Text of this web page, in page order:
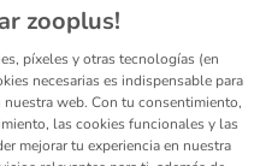
DSA
Formas de pago
datos
zooplus!
píxeles y otras tecnologías (en
necesarias es indispensable para
nuestra web. Con tu consentimiento,
las cookies funcionales y las
mejorar tu experiencia en nuestra